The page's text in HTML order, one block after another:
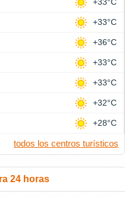
+33°C
+33°C
+36°C
+33°C
+33°C
+32°C
+28°C
todos los centros turísticos
24 horas